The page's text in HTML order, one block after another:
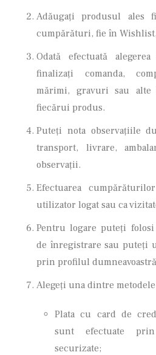
Adăugați produsul
cumpărături, fie în
Odată efectuată
finalizaţi comanda,
mărimi, gravuri sau alte
fiecărui produs.
Puteţi nota observaţiile
transport, livrare,
observaţii.
Efectuarea
utilizator logat sau ca
Pentru logare puteţi
de înregistrare sau puteţi
prin profilul dumneavoastră
Alegeţi una dintre
Plata cu card de
sunt efectuate
securizate;